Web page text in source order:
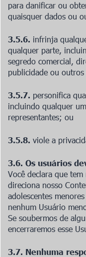
para danificar ou
quaisquer dados ou
3.5.6. infrinja
qualquer parte,
segredo comercial,
publicidade ou
3.5.7. personifica
incluindo qualquer
representantes; ou
3.5.8. viole a
3.6. Os usuários
Você declara que
direciona nosso
adolescentes
nenhum Usuário
Se soubermos de
encerraremos esse
3.7. Nenhuma